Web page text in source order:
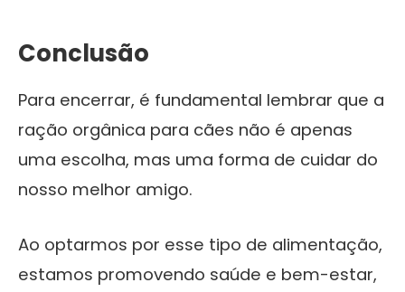
Conclusão
Para encerrar, é fundamental lembrar que a
ração orgânica para cães não é apenas
uma escolha, mas uma forma de cuidar do
nosso melhor amigo.
Ao optarmos por esse tipo de alimentação,
estamos promovendo saúde e bem-estar,